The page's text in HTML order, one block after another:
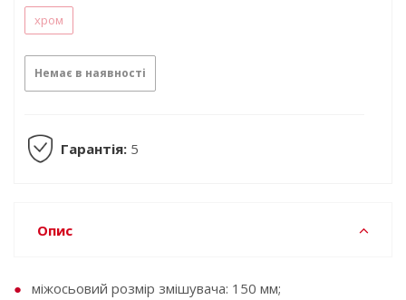
хром
Немає в наявності
Гарантія: 5
Опис
міжосьовий розмір змішувача: 150 мм;